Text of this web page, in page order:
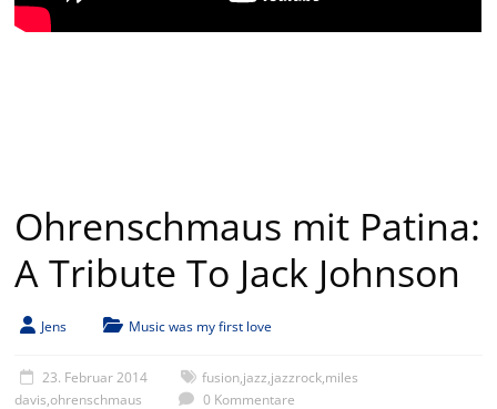
Ohrenschmaus mit Patina:
A Tribute To Jack Johnson
Jens Music was my first love
23. Februar 2014 fusion,jazz,jazzrock,miles
davis,ohrenschmaus 0 Kommentare